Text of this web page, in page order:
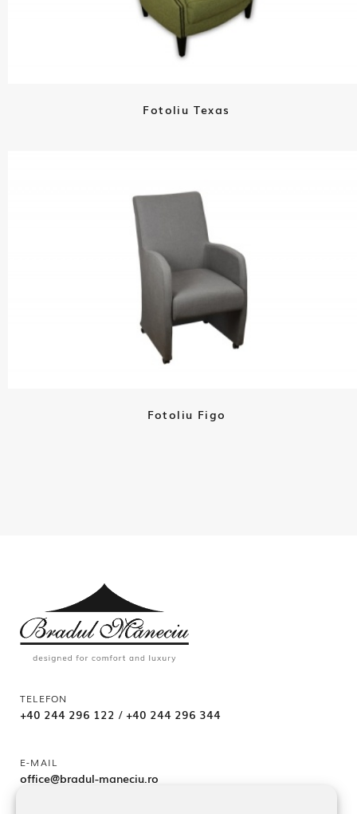
Fotoliu Texas
Fotoliu Figo
TELEFON
+40 244 296 122 / +40 244 296 344
E-MAIL
office@bradul-maneciu.ro